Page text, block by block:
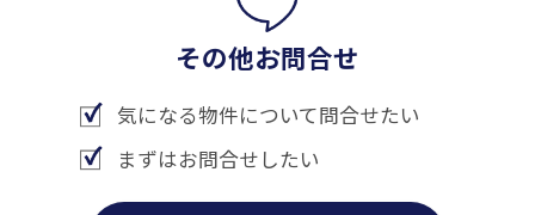
その他お問合せ
気になる物件について問合せたい
まずはお問合せしたい